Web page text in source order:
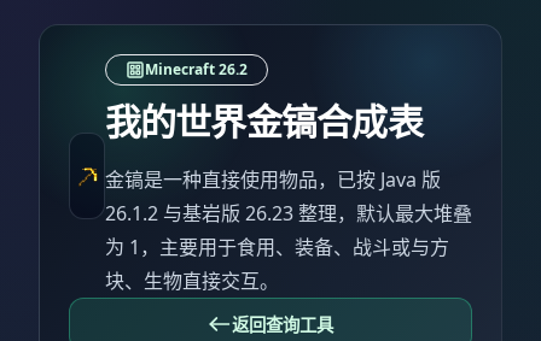
Minecraft 26.2
我的世界金镐合成表
金镐是一种直接使用物品，已按 Java 版
26.1.2 与基岩版 26.23 整理，默认最大堆叠
为 1，主要用于食用、装备、战斗或与方
块、生物直接交互。
返回查询工具